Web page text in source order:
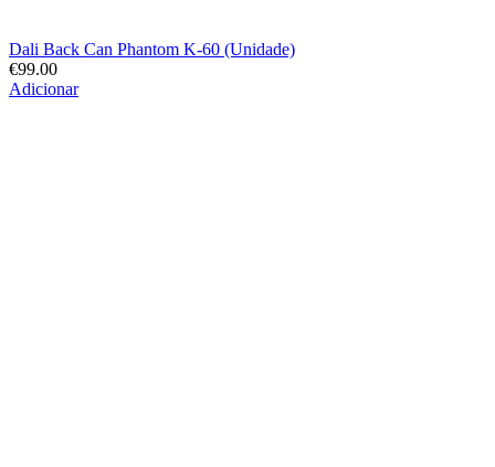
Dali Back Can Phantom K-60 (Unidade)
€99.00
Adicionar